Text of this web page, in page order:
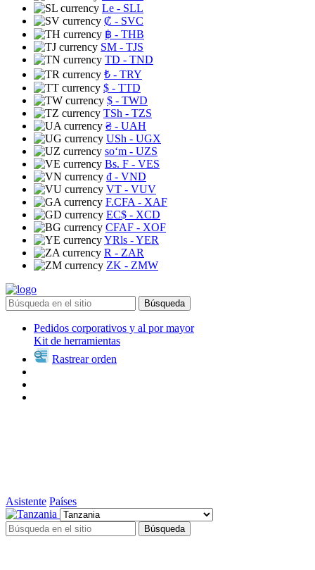
Le - SLL
₡ - SVC
฿ - THB
ЅМ - TJS
TD - TND
₺ - TRY
$ - TTD
$ - TWD
TSh - TZS
₴ - UAH
USh - UGX
soʻm - UZS
Bs. F - VES
₫ - VND
VT - VUV
F.CFA - XAF
EC$ - XCD
CFAF - XOF
YRls - YER
R - ZAR
ZK - ZMW
Búsqueda
Pedidos corporativos y al por mayor
Kit de herramientas
Rastrear orden
Asistente Países
Búsqueda